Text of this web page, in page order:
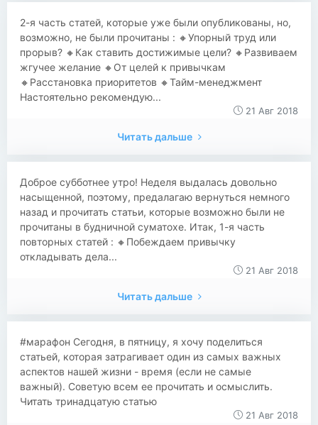
2-я часть статей, которые уже были опубликованы, но,
возможно, не были прочитаны : 🔸Упорный труд или
прорыв? 🔸Как ставить достижимые цели? 🔸Развиваем
жгучее желание 🔸От целей к привычкам
🔸Расстановка приоритетов 🔸Тайм-менеджмент
Настоятельно рекомендую...
21 Авг 2018
Читать дальше
Доброе субботнее утро! Неделя выдалась довольно
насыщенной, поэтому, предалагаю вернуться немного
назад и прочитать статьи, которые возможно были не
прочитаны в будничной суматохе. Итак, 1-я часть
повторных статей : 🔸Побеждаем привычку
откладывать дела...
21 Авг 2018
Читать дальше
#марафон Сегодня, в пятницу, я хочу поделиться
статьей, которая затрагивает один из самых важных
аспектов нашей жизни - время (если не самые
важный). Советую всем ее прочитать и осмыслить.
Читать тринадцатую статью
21 Авг 2018